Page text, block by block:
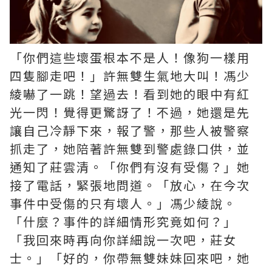
「你們這些壞蛋根本不是人！像狗一樣用
四隻腳走吧！」許無雙生氣地大叫！馮少
綾嚇了一跳！望過去！看到她的眼中有紅
光一閃！覺得更驚訝了！不過，她還是先
讓自己冷靜下來，報了警，那些人被警察
抓走了，她陪著許無雙到警處錄口供，並
通知了莊雲清。「你們有沒有受傷？」她
接了電話，緊張地問道。「放心，在今次
事件中受傷的只有壞人。」馮少綾說。
「什麼？事件的詳細情形究竟如何？」
「我回來時再向你詳細說一次吧，莊女
士。」「好的，你帶無雙妹妹回來吧，她